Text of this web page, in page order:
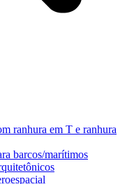
ranhura em T e ranhura
barcos/marítimos